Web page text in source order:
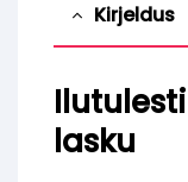
Kirjeldus
lasku